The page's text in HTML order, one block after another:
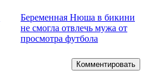
Беременная Нюша в бикини
не смогла отвлечь мужа от
просмотра футбола
Комментировать